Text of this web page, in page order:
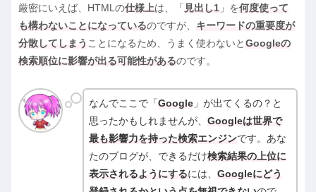
厳密にいえば、HTMLの仕様上は、「 見出し1 」を何度使って
も構わないことになっているのですが、 キーワードの重要度が
分散してしまう ことになるため、うまく使わないとGoogleの
検索順位に影響が出る可能性があるのです。
なんでここで「Google 」が出てくるの？と
思ったかもしれませんが、Googleは世界で
最も影響力を持った検索エンジンです。あな
たのブログが、できるだけ検索結果の上位に
表示されるようにするには、Googleにどう